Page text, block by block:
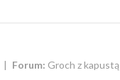
Forum: Groch z kapustą